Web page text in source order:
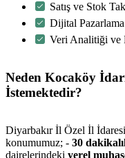
Satış ve Stok
Dijital
Veri Analitiği ve
Neden Kocaköy
İstemektedir?
Diyarbakır İl Özel İl
konumumuz; - 30
dairelerindeki yerel